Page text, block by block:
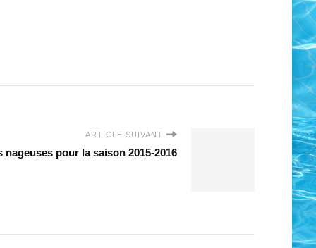
ARTICLE SUIVANT
nageuses pour la saison 2015-2016